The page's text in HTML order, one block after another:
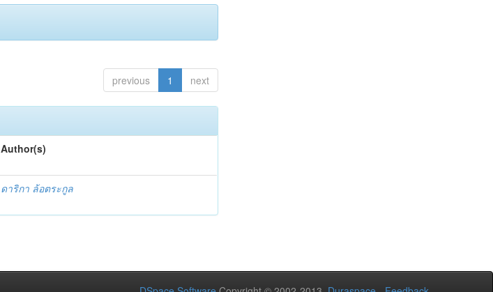
previous 1 next
Author(s)
ดาริกา ล้อตระกูล